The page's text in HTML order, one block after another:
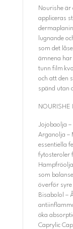
Nourishe är
appliceras
lugnande
som det
ämnena
tunn film
och att den
spänd utan
NOURISHE
Jojobaolja –
Arganolja –
essentiella
fytosteroler
som
överför syre
Bisabolol –
öka
Caprylic